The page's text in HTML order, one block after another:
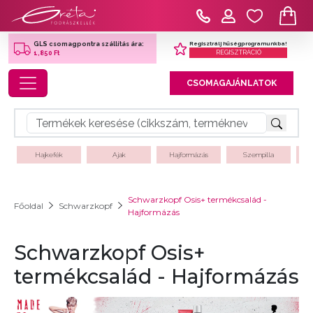
GLS csomagpontra szállítás ára:
1,850 Ft
Regisztrálj hűségprogramunkba!
REGISZTRÁCIÓ
Toggle navigation CSOMAGAJÁNLATOK
Hajkefék Ajak Hajformázás Szempilla
Főoldal Schwarzkopf
Schwarzkopf Osis+ termékcsalád -
Hajformázás
Schwarzkopf Osis+
termékcsalád - Hajformázás